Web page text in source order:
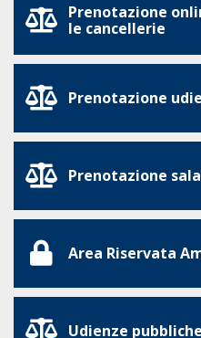
Prenotazione
le cancellerie
Prenotazione
Prenotazione
Area Riservata
Udienze